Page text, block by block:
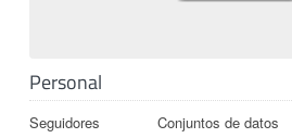
Personal
Seguidores Conjuntos de datos